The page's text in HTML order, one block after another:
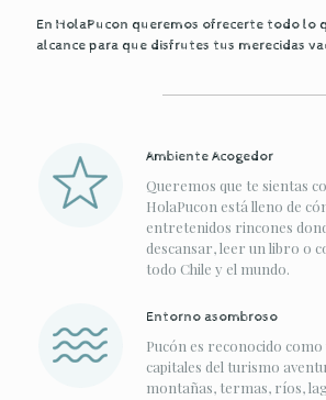
En HolaPucon queremos ofrecerte todo lo
alcance para que disfrutes tus merecidas
Ambiente Acogedor
Queremos que te sientas
HolaPucon está lleno de
entretenidos rincones
descansar, leer un libro o
todo Chile y el mundo.
Entorno asombroso
Pucón es reconocido como
capitales del turismo
montañas, termas, ríos,